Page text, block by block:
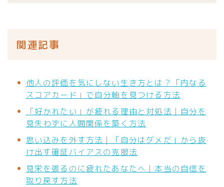
関連記事
他人の評価を気にしない生き方とは？「内なる
スコアカード」で自分軸を見つける方法
「好かれたい」が疲れる理由と対処法｜自分を
見失わずに人間関係を築く方法
思い込みを外す方法｜「自分はダメだ」から抜
け出す確証バイアスの克服法
見栄を張るのに疲れたあなたへ｜本当の自信を
取り戻す方法